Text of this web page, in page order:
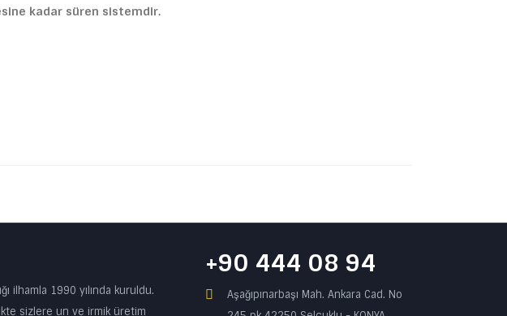
kadar süren sistemdir.
ilhamla 1990 yılında kuruldu.
sizlere un ve irmik üretim
+90 444 08 94
Aşağıpınarbaşı Mah. Ankara Cad. No